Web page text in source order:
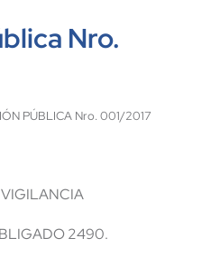
Nro.
PÚBLICA Nro. 001/2017
2490.